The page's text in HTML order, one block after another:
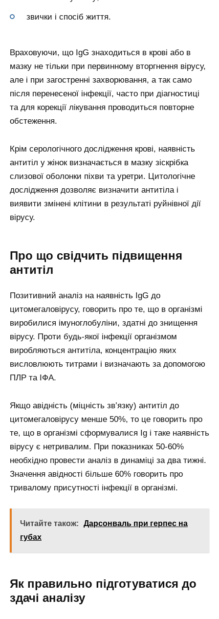
звички і спосіб життя.
Враховуючи, що IgG знаходиться в крові або в
мазку не тільки при первинному вторгнення вірусу,
але і при загостренні захворювання, а так само
після перенесеної інфекції, часто при діагностиці
та для корекції лікування проводиться повторне
обстеження.
Крім серологічного дослідження крові, наявність
антитіл у жінок визначається в мазку зіскрібка
слизової оболонки піхви та уретри. Цитологічне
дослідження дозволяє визначити антитіла і
виявити змінені клітини в результаті руйнівної дії
вірусу.
Про що свідчить підвищення
антитіл
Позитивний аналіз на наявність IgG до
цитомегаловірусу, говорить про те, що в організмі
виробилися імуноглобуліни, здатні до знищення
вірусу. Проти будь-якої інфекції організмом
виробляються антитіла, концентрацію яких
висловлюють титрами і визначають за допомогою
ПЛР та ІФА.
Якщо авідність (міцність зв’язку) антитіл до
цитомегаловірусу менше 50%, то це говорить про
те, що в організмі сформувалися Ig і таке наявність
вірусу є нетривалим. При показниках 50-60%
необхідно провести аналіз в динаміці за два тижні.
Значення авідності більше 60% говорить про
тривалому присутності інфекції в організмі.
Читайте також:
Дарсонваль при герпес на
губах
Як правильно підготуватися до
здачі аналізу